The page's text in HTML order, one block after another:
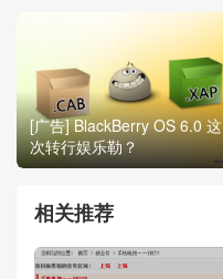
[广告] BlackBerry OS 6.0 这
次转行娱乐勒？
相关推荐